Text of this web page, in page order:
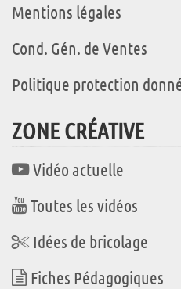
Mentions légales
Cond. Gén. de Ventes
Politique protection
ZONE CRÉATIVE
Vidéo actuelle
Toutes les vidéos
Idées de bricolage
Fiches Pédagogiques